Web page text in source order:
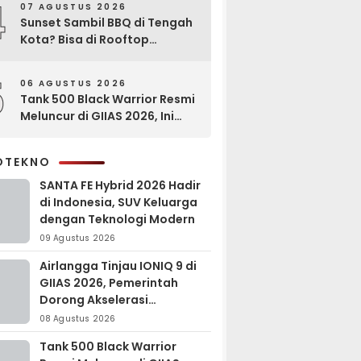
07 AGUSTUS 2026
Sunset Sambil BBQ di Tengah
Kota? Bisa di Rooftop
06 AGUSTUS 2026
Tank 500 Black Warrior Resmi
Meluncur di GIIAS 2026, Ini
SANTA FE Hybrid 2026 Hadir
di Indonesia, SUV Keluarga
dengan Teknologi Modern
09 Agustus 2026
Airlangga Tinjau IONIQ 9 di
GIIAS 2026, Pemerintah
Dorong Akselerasi
Kendaraan Listrik
08 Agustus 2026
Tank 500 Black Warrior